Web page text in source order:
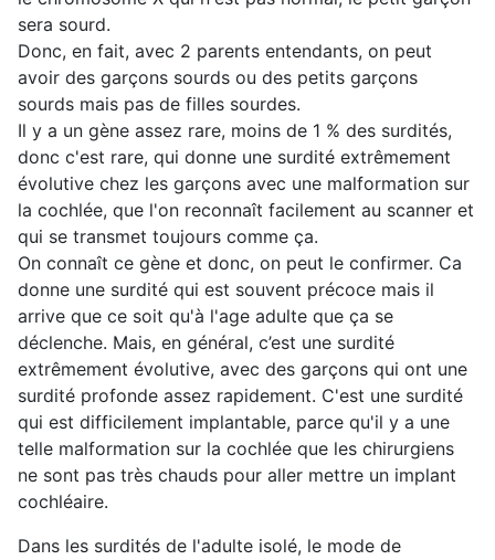
sera sourd.
Donc, en fait, avec 2 parents entendants, on peut
avoir des garçons sourds ou des petits garçons
sourds mais pas de filles sourdes.
Il y a un gène assez rare, moins de 1 % des surdités,
donc c'est rare, qui donne une surdité extrêmement
évolutive chez les garçons avec une malformation sur
la cochlée, que l'on reconnaît facilement au scanner et
qui se transmet toujours comme ça.
On connaît ce gène et donc, on peut le confirmer. Ca
donne une surdité qui est souvent précoce mais il
arrive que ce soit qu'à l'age adulte que ça se
déclenche. Mais, en général, c’est une surdité
extrêmement évolutive, avec des garçons qui ont une
surdité profonde assez rapidement. C'est une surdité
qui est difficilement implantable, parce qu'il y a une
telle malformation sur la cochlée que les chirurgiens
ne sont pas très chauds pour aller mettre un implant
cochléaire.
Dans les surdités de l'adulte isolé, le mode de